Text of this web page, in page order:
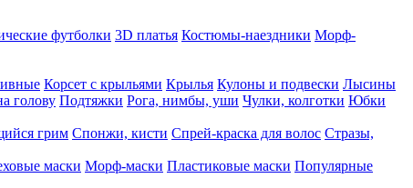
футболки 3D платья Костюмы-наездники Морф-
Корсет с крыльями Крылья Кулоны и подвески Лысины
голову Подтяжки Рога, нимбы, уши Чулки, колготки Юбки
грим Спонжи, кисти Спрей-краска для волос Стразы,
маски Морф-маски Пластиковые маски Популярные